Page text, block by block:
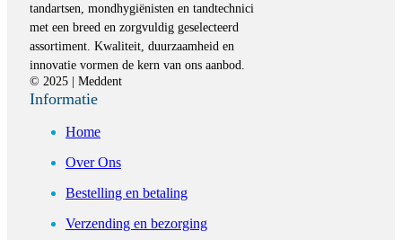
tandartsen, mondhygiënisten en tandtechnici
met een breed en zorgvuldig geselecteerd
assortiment. Kwaliteit, duurzaamheid en
innovatie vormen de kern van ons aanbod.
© 2025 | Meddent
Informatie
Home
Over Ons
Bestelling en betaling
Verzending en bezorging